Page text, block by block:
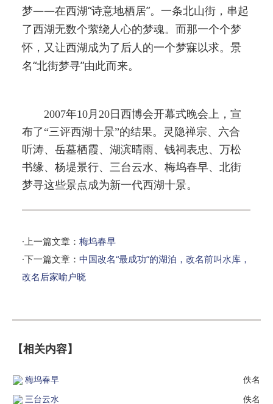
梦——在西湖“诗意地栖居”。一条北山街，串起
了西湖无数个萦绕人心的梦魂。而那一个个梦
怀，又让西湖成为了后人的一个梦寐以求。景
名“北街梦寻”由此而来。
2007年10月20日西博会开幕式晚会上，宣
布了“三评西湖十景”的结果。灵隐禅宗、六合
听涛、岳墓栖霞、湖滨晴雨、钱祠表忠、万松
书缘、杨堤景行、三台云水、梅坞春早、北街
梦寻这些景点成为新一代西湖十景。
·上一篇文章： 梅坞春早
·下一篇文章： 中国改名“最成功”的湖泊，改名前叫水库，
改名后家喻户晓
【相关内容】
梅坞春早
佚名
三台云水
佚名